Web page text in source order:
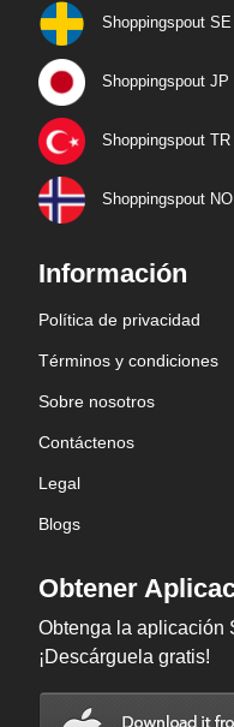
Shoppingspout SE
Shoppingspout JP
Shoppingspout TR
Shoppingspout NO
Información
Política de privacidad
Términos y condiciones
Sobre nosotros
Contáctenos
Legal
Blogs
Obtener
Obtenga la aplicación
¡Descárguela gratis!